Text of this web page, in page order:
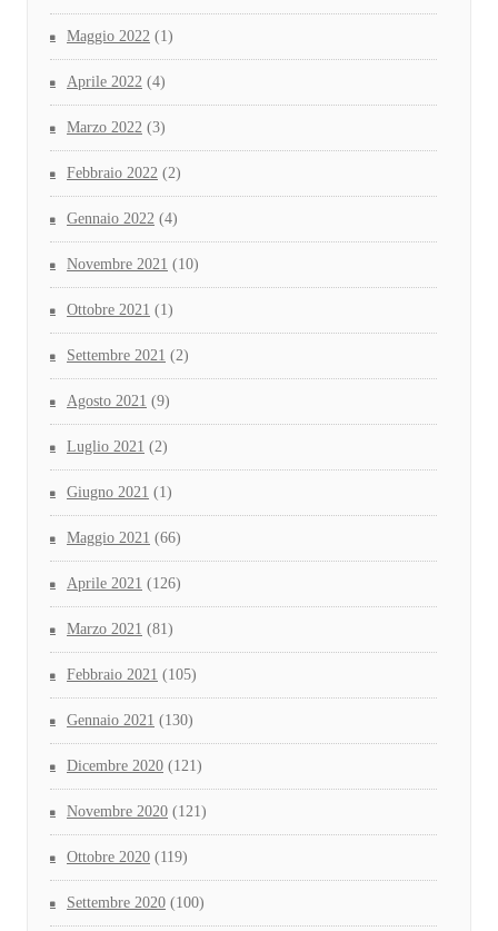
Maggio 2022 (1)
Aprile 2022 (4)
Marzo 2022 (3)
Febbraio 2022 (2)
Gennaio 2022 (4)
Novembre 2021 (10)
Ottobre 2021 (1)
Settembre 2021 (2)
Agosto 2021 (9)
Luglio 2021 (2)
Giugno 2021 (1)
Maggio 2021 (66)
Aprile 2021 (126)
Marzo 2021 (81)
Febbraio 2021 (105)
Gennaio 2021 (130)
Dicembre 2020 (121)
Novembre 2020 (121)
Ottobre 2020 (119)
Settembre 2020 (100)